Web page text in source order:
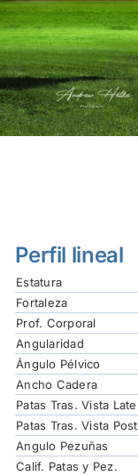
Perfil lineal
Estatura
Fortaleza
Prof. Corporal
Angularidad
Ángulo Pélvico
Ancho Cadera
Patas Tras. Vista
Patas Tras. Vista
Angulo Pezuñas
Calif. Patas y Pez.